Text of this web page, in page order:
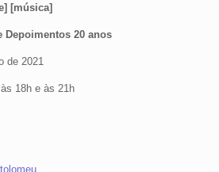
[música]
Depoimentos 20 anos
de 2021
18h e às 21h